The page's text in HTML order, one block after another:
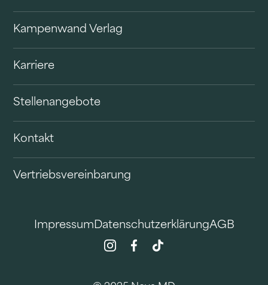
Kampenwand Verlag
Karriere
Stellenangebote
Kontakt
Vertriebsvereinbarung
ImpressumDatenschutzerklärungAGB